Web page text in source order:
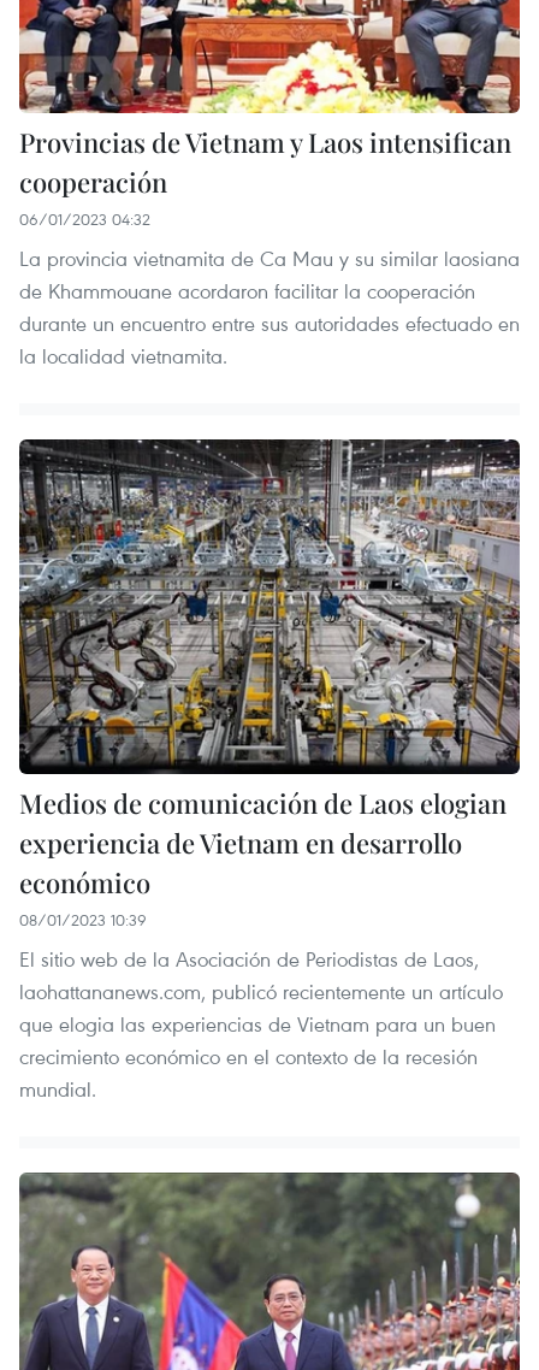
Provincias de Vietnam y Laos intensifican
cooperación
06/01/2023 04:32
La provincia vietnamita de Ca Mau y su similar laosiana
de Khammouane acordaron facilitar la cooperación
durante un encuentro entre sus autoridades efectuado en
la localidad vietnamita.
Medios de comunicación de Laos elogian
experiencia de Vietnam en desarrollo
económico
08/01/2023 10:39
El sitio web de la Asociación de Periodistas de Laos,
laohattananews.com, publicó recientemente un artículo
que elogia las experiencias de Vietnam para un buen
crecimiento económico en el contexto de la recesión
mundial.